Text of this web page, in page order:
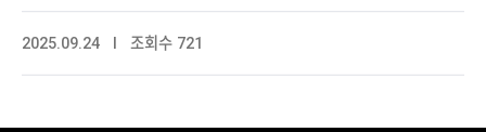
2025.09.24 I 조회수 721